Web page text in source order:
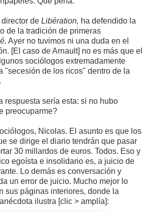
de Libération, ha defendido la
de la tradición de primeras
Ayer no tuvimos ni una duda en el
[El caso de Arnault] no es más que el
sociólogos extremadamente
"secesión de los ricos" dentro de la
respuesta sería esta: si no hubo
preocuparme?
Nicolas. El asunto es que los
se dirige el diario tendrán que pasar
30 millardos de euros. Todos. Eso y
egoísta e insolidario es, a juicio de
Lo demás es conversación y
un error de juicio. Mucho mejor lo
sus páginas interiores, donde la
ilustra [clic > amplía]: